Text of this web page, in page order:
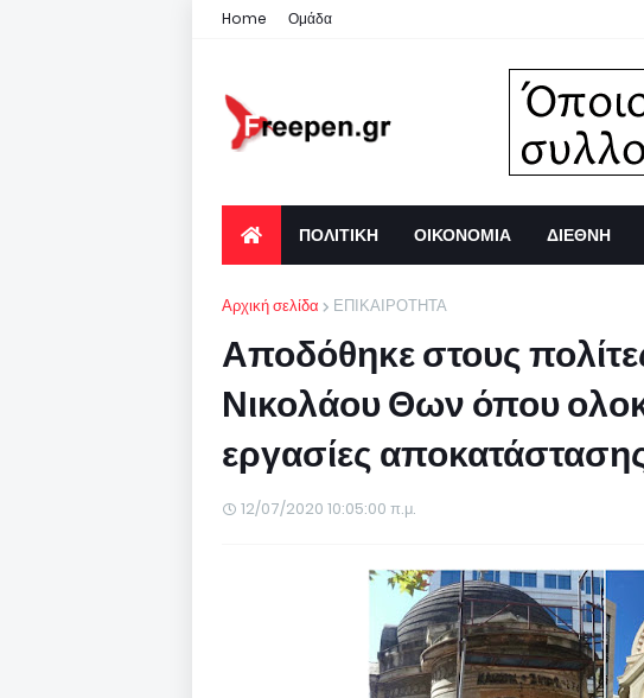
Home Ομάδα
ΠΟΛΙΤΙΚΗ ΟΙΚΟΝΟΜΙΑ ΔΙΕΘΝΗ
Αρχική σελίδα ΕΠΙΚΑΙΡΟΤΗΤΑ
Αποδόθηκε στους
Νικολάου Θων όπου
εργασίες
12/07/2020 10:05:00 π.μ.